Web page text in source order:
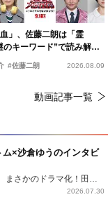
」、佐藤二朗は「霊
キーワード”で読み解く
線 N.E.W.』新メンバー
#佐藤二朗 2026.08.09
動画記事一覧
ム×沙倉ゆうのインタビ
『侍タイムスリッパー』ファンに贈る、まさかのドラマ化！田村ツトム×沙倉ゆうのが語る『心配無用ノ介』撮影秘話
2026.07.30